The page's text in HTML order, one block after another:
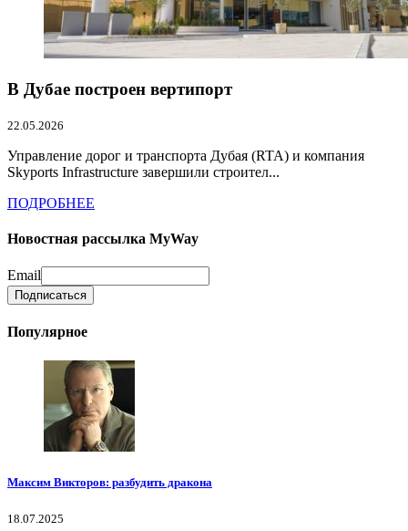
В Дубае построен вертипорт
22.05.2026
Управление дорог и транспорта Дубая (RTA) и компания
Skyports Infrastructure завершили строител...
ПОДРОБНЕЕ
Новостная рассылка MyWay
Email
Популярное
Максим Викторов: разбудить дракона
18.07.2025